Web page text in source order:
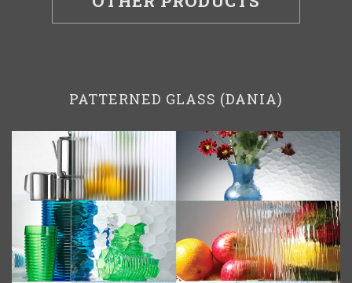
PATTERNED GLASS (DANIA)